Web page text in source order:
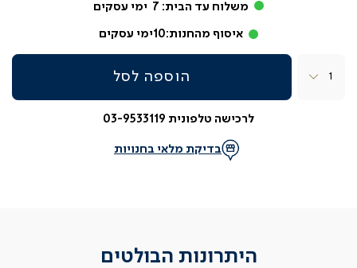
משלוח עד הבית: 7 ימי עסקים
איסוף מהחנות:10ימי עסקים
הוספה לסל
לרכישה טלפונית 03-9533119
בדיקת מלאי בחנויות
היתרונות הבולטים